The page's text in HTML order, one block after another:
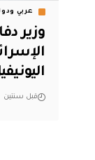
عربي
وزير
قبل سنتين